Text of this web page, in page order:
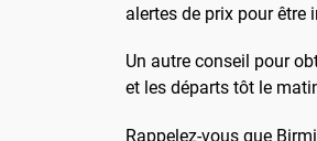
alertes de prix pour
Un autre conseil pour
et les départs tôt le
Rappelez-vous que